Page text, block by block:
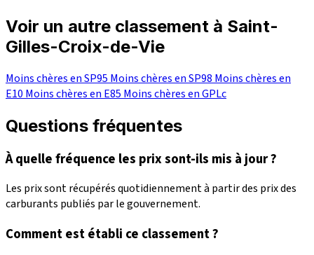
Voir un autre classement à Saint-
Gilles-Croix-de-Vie
Moins chères en SP95 Moins chères en SP98 Moins chères en
E10 Moins chères en E85 Moins chères en GPLc
Questions fréquentes
À quelle fréquence les prix sont-ils mis à jour ?
Les prix sont récupérés quotidiennement à partir des prix des
carburants publiés par le gouvernement.
Comment est établi ce classement ?